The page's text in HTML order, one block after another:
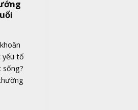
yếu tố
sống?